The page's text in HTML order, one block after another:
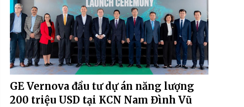
GE Vernova đầu tư dự án năng lượng
200 triệu USD tại KCN Nam Đình Vũ